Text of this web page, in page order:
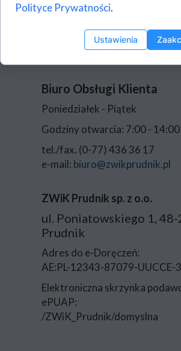
Biuro Obsługi Klienta
Poniedziałek - Piątek
Godziny otwarcia: 7:00 - 14:00
tel./fax. (0-77) 436 36 17
e-mail: biuro@zwikprudnik.pl
ZWiK Prudnik sp. z o.o.
ul. Poniatowskiego 1,
Prudnik
Adres do e-Doręczeń:
AE:PL-12343-87079-UUCCE-
Elektroniczna skrzynka
ePUAP:
/ZWiK_Prudnik/domyslna
Polityce Prywatności.
Ustawienia